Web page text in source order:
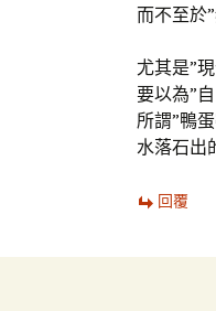
而不至於
尤其是”
要以為”
所謂”鴨
水落石出
回覆